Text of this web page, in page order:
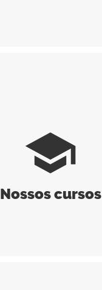
school
Nossos cursos